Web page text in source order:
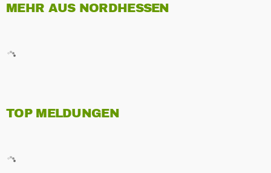
MEHR AUS NORDHESSEN
TOP MELDUNGEN